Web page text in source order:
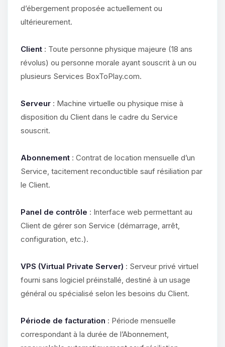
d’ébergement proposée actuellement ou
ultérieurement.
Client : Toute personne physique majeure (18 ans
révolus) ou personne morale ayant souscrit à un ou
plusieurs Services BoxToPlay.com.
Serveur : Machine virtuelle ou physique mise à
disposition du Client dans le cadre du Service
souscrit.
Abonnement : Contrat de location mensuelle d’un
Service, tacitement reconductible sauf résiliation par
le Client.
Panel de contrôle : Interface web permettant au
Client de gérer son Service (démarrage, arrêt,
configuration, etc.).
VPS (Virtual Private Server) : Serveur privé virtuel
fourni sans logiciel préinstallé, destiné à un usage
général ou spécialisé selon les besoins du Client.
Période de facturation : Période mensuelle
correspondant à la durée de l’Abonnement,
Youpi, enfin quelqu’un pour me